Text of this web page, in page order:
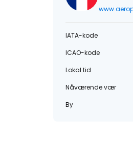
IATA-kode
ICAO-kode
Lokal tid
Nåværende vær
By